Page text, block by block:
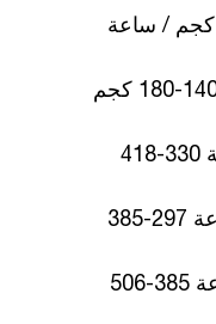
المملحة الحمص 165-215 كجم / ساعة
غير مملح الفول السوداني 140-180 كجم
اللوز 150-190 كجم / ساعة 330-418
الكاجو 137-175 كجم / ساعة 297-385
البندق 175-230 كجم / ساعة 385-506